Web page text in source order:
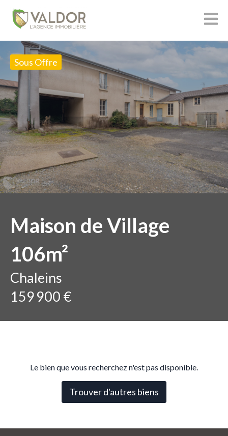
Sous Offre
Maison de Village
106m²
Chaleins
159 900 €
Le bien que vous recherchez n'est pas disponible.
Trouver d'autres biens